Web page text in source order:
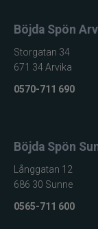
Böjda Spön
Storgatan 34
671 34 Arvika
0570-711 690
Böjda Spön
Långgatan 12
686 30 Sunne
0565-711 600